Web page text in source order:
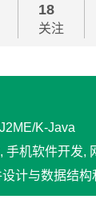
18
关注
K-Java
手机软件开发,
计与数据结构